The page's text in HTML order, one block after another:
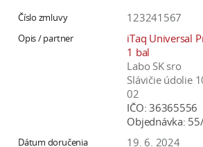
123241567
iTaq Universal
1 bal
Labo SK sro
Slávičie údolie
02
IČO: 36365556
Objednávka:
19. 6. 2024